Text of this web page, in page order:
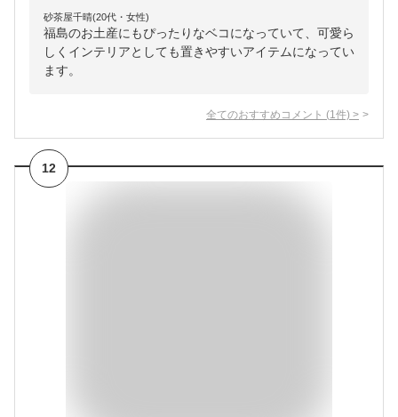
砂茶屋千晴(20代・女性)
福島のお土産にもぴったりなベコになっていて、可愛ら
しくインテリアとしても置きやすいアイテムになってい
ます。
全てのおすすめコメント (1 件) >
12